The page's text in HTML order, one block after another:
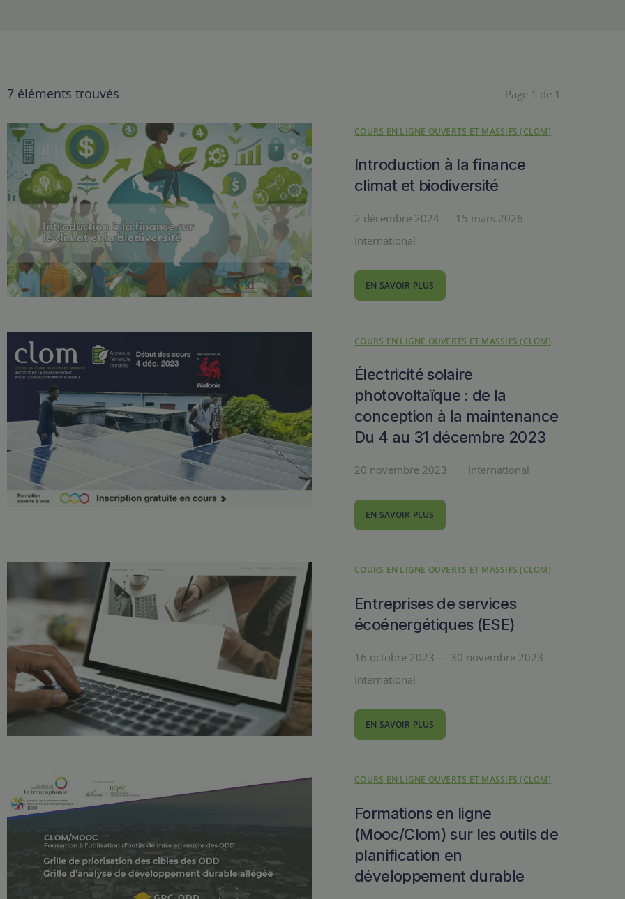
7 éléments trouvés Page 1 de 1
COURS EN LIGNE OUVERTS ET MASSIFS (CLOM)
Introduction à la finance
climat et biodiversité
2 décembre 2024 — 15 mars 2026
International
EN SAVOIR PLUS
COURS EN LIGNE OUVERTS ET MASSIFS (CLOM)
Électricité solaire
photovoltaïque : de la
conception à la maintenance
Du 4 au 31 décembre 2023
20 novembre 2023 International
EN SAVOIR PLUS
COURS EN LIGNE OUVERTS ET MASSIFS (CLOM)
Entreprises de services
écoénergétiques (ESE)
16 octobre 2023 — 30 novembre 2023
International
EN SAVOIR PLUS
COURS EN LIGNE OUVERTS ET MASSIFS (CLOM)
Formations en ligne
(Mooc/Clom) sur les outils de
planification en
développement durable